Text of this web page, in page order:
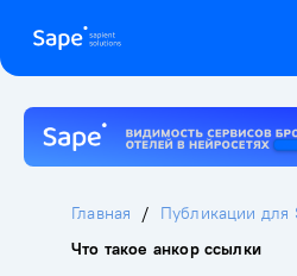
Главная
Публикации для
Что такое анкор ссылки